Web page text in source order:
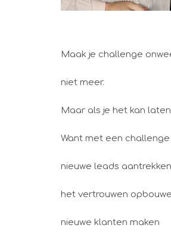
Maak je challenge
niet meer.
Maar als je het kan
Want met een challenge
nieuwe leads aantrekken
het vertrouwen
nieuwe klanten maken